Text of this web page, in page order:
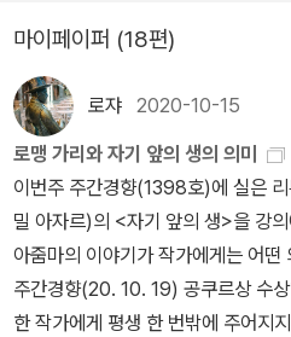
였다. 그의 마지막까지도.비록 행복
지만, 그는 자신이 원하는대로 모든
심과 존경, 비난을 한 몸에 받았다.
의 아내 진 시버그와 수많은 전사자
은, 이미 그가 '운명'이라는 단어를 갖
람이 없었다. 재능과 운. 무대와 조명
가 갖추어진 그의 무대에선 그가 마
관객들을 감탄시키는 일만 남았었고
다도 성공적으로, 가령 비교하자면
슴을 뛰게하고 손을 쥐게 만드는 인
토크쇼, 유명 잡지들이 그를 인터뷰
활동하던 시절. 돈도 벌 만큼 벌어
해 거기서 지내기도 한다. 그는 실은
신(러시아)이며 프랑스로 10대에 어
된 이름조차 그가 지어낸 가명이다.
용하는 다양한 언어, 러시아어, 프랑
이방인의 감각의 증거이기도 하다.
이 남자의 마지막 걸작은, 에밀 아자
다. 프랑스 문학계에 대한 똥칠이기
마이페이퍼 (18편)
로쟈 2020-10-15
로맹 가리와 자기 앞의 생의 의미
이번주 주간경향(1398호)에 실은
밀 아자르)의 <자기 앞의 생>을 강
아줌마의 이야기가 작가에게는 어떤
주간경향(20. 10. 19) 공쿠르상 수
한 작가에게 평생 한 번밖에 주어지